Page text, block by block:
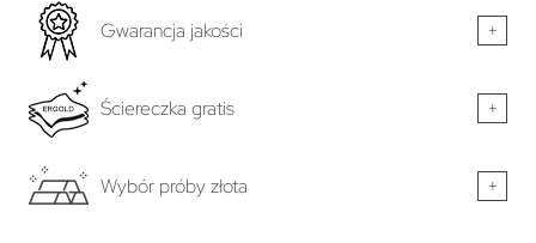
Gwarancja jakości +
Ściereczka gratis +
Wybór próby złota +